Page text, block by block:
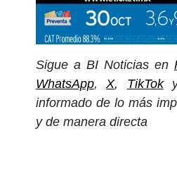
Sigue a BI Noticias en
WhatsApp,X, TikTok
informado de lo más
y de manera directa